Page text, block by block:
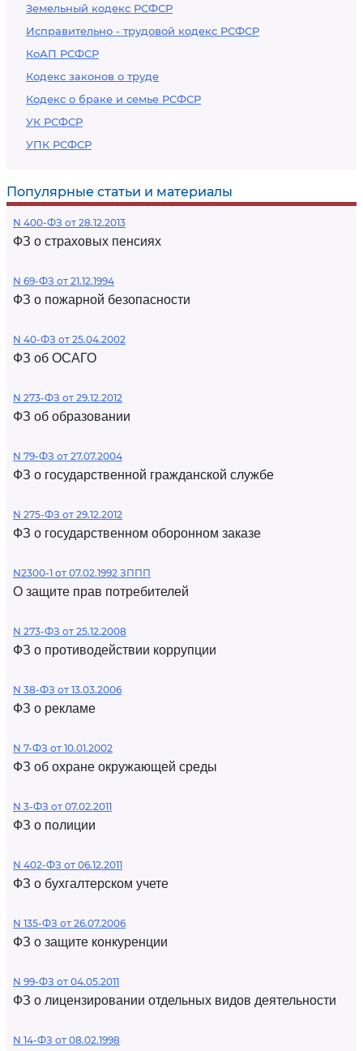
Земельный кодекс РСФСР
Исправительно - трудовой кодекс РСФСР
КоАП РСФСР
Кодекс законов о труде
Кодекс о браке и семье РСФСР
УК РСФСР
УПК РСФСР
Популярные статьи и материалы
N 400-ФЗ от 28.12.2013
ФЗ о страховых пенсиях
N 69-ФЗ от 21.12.1994
ФЗ о пожарной безопасности
N 40-ФЗ от 25.04.2002
ФЗ об ОСАГО
N 273-ФЗ от 29.12.2012
ФЗ об образовании
N 79-ФЗ от 27.07.2004
ФЗ о государственной гражданской службе
N 275-ФЗ от 29.12.2012
ФЗ о государственном оборонном заказе
N2300-1 от 07.02.1992 ЗППП
О защите прав потребителей
N 273-ФЗ от 25.12.2008
ФЗ о противодействии коррупции
N 38-ФЗ от 13.03.2006
ФЗ о рекламе
N 7-ФЗ от 10.01.2002
ФЗ об охране окружающей среды
N 3-ФЗ от 07.02.2011
ФЗ о полиции
N 402-ФЗ от 06.12.2011
ФЗ о бухгалтерском учете
N 135-ФЗ от 26.07.2006
ФЗ о защите конкуренции
N 99-ФЗ от 04.05.2011
ФЗ о лицензировании отдельных видов деятельности
N 14-ФЗ от 08.02.1998